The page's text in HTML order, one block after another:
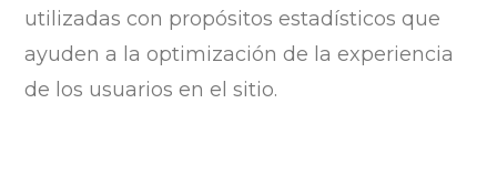
utilizadas con propósitos estadísticos que
ayuden a la optimización de la experiencia
de los usuarios en el sitio.